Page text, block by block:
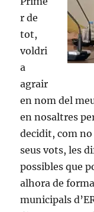
r de
tot,
voldri
a
agrair
en nom del
en nosaltres
decidit, com
seus vots, les
possibles que
alhora de
municipals